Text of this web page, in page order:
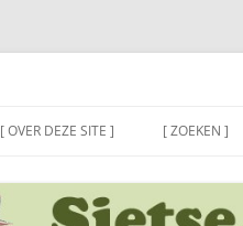
[ OVER DEZE SITE ] [ ZOEKEN ]